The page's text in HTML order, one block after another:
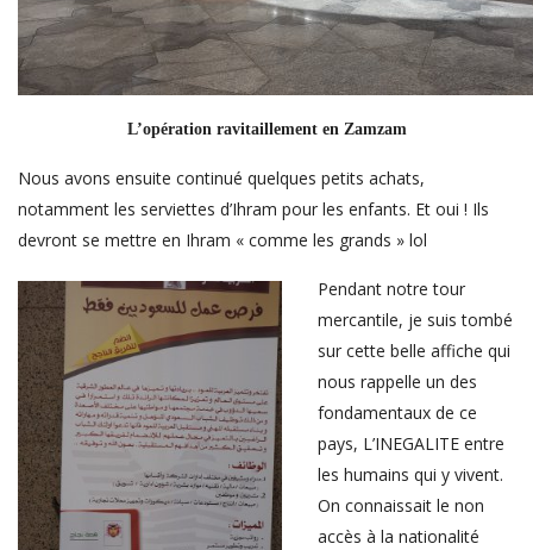
L’opération ravitaillement en Zamzam
Nous avons ensuite continué quelques petits achats,
notamment les serviettes d’Ihram pour les enfants. Et oui ! Ils
devront se mettre en Ihram « comme les grands » lol
Pendant notre tour
mercantile, je suis tombé
sur cette belle affiche qui
nous rappelle un des
fondamentaux de ce
pays, L’INEGALITE entre
les humains qui y vivent.
On connaissait le non
accès à la nationalité